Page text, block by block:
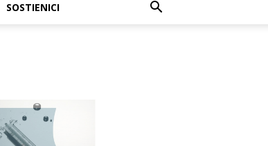
SOSTIENICI